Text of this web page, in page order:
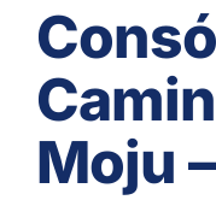
Moju